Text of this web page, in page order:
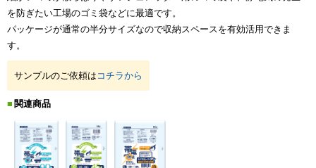
を防ぎたい工場のゴミ袋などに最適です。
パッケージが通常の半分サイズなので収納スペースを有効活用できま
す。
サンプルのご依頼は コチラから
関連商品